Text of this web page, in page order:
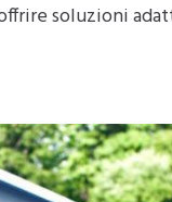
soluzioni